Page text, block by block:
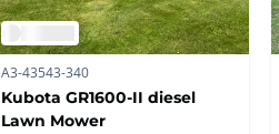
A3-43543-340
Kubota GR1600-II diesel
Lawn Mower